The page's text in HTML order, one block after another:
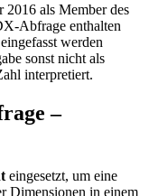
2016 als Member des
Abfrage enthalten
werden
sonst nicht als
interpretiert.
–
eingesetzt, um eine
Dimensionen in einem